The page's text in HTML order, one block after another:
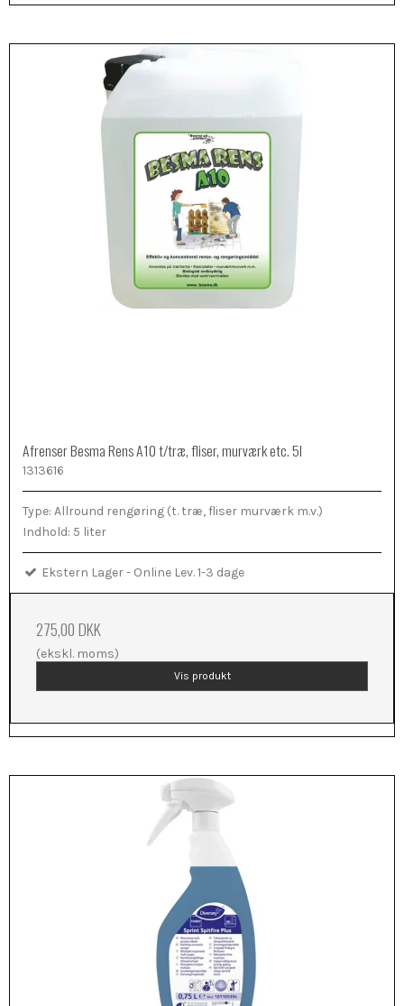
Afrenser Besma Rens A10 t/træ, fliser, murværk etc. 5l
1313616
Type: Allround rengøring (t. træ, fliser murværk m.v.)
Indhold: 5 liter
Ekstern Lager - Online Lev. 1-3 dage
275,00 DKK
(ekskl. moms)
Vis produkt